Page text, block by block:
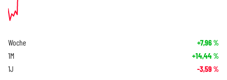
Woche +7,96%
1M +14,44%
1J -3,59%